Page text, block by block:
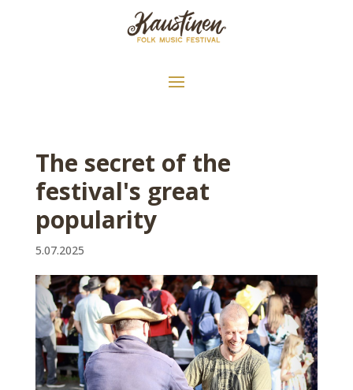
The secret of the
festival's great
popularity
5.07.2025